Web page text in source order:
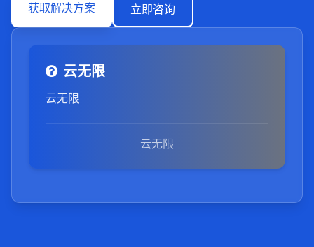
获取解决方案 立即咨询
云无限
云无限
云无限